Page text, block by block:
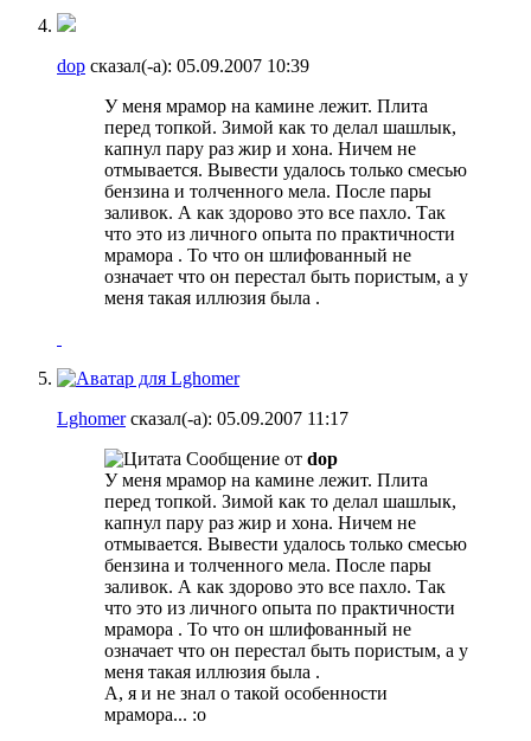
dop сказал(-а): 05.09.2007 10:39
У меня мрамор на камине лежит. Плита
перед топкой. Зимой как то делал шашлык,
капнул пару раз жир и хона. Ничем не
отмывается. Вывести удалось только смесью
бензина и толченного мела. После пары
заливок. А как здорово это все пахло. Так
что это из личного опыта по практичности
мрамора . То что он шлифованный не
означает что он перестал быть пористым, а у
меня такая иллюзия была .
Lghomerсказал(-а): 05.09.2007 11:17
Сообщение от dop
У меня мрамор на камине лежит. Плита
перед топкой. Зимой как то делал шашлык,
капнул пару раз жир и хона. Ничем не
отмывается. Вывести удалось только смесью
бензина и толченного мела. После пары
заливок. А как здорово это все пахло. Так
что это из личного опыта по практичности
мрамора . То что он шлифованный не
означает что он перестал быть пористым, а у
меня такая иллюзия была .
А, я и не знал о такой особенности
мрамора... :o